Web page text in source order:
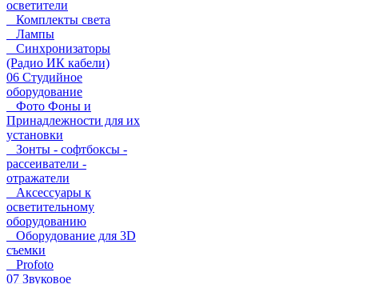
осветители
Комплекты света
Лампы
Синхронизаторы
(Радио ИК кабели)
06 Студийное
оборудование
Фото Фоны и
Принадлежности для их
установки
Зонты - софтбоксы -
рассеиватели -
отражатели
Аксессуары к
осветительному
оборудованию
Оборудование для 3D
съемки
Profoto
07 Звуковое